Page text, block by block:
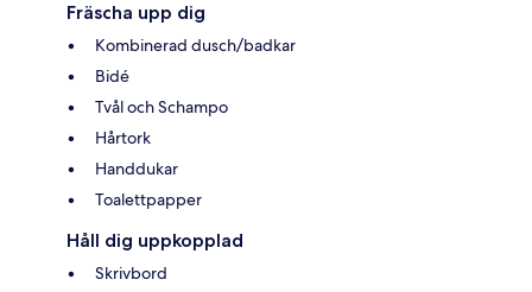
Fräscha upp dig
Kombinerad dusch/badkar
Bidé
Tvål och Schampo
Hårtork
Handdukar
Toalettpapper
Håll dig uppkopplad
Skrivbord